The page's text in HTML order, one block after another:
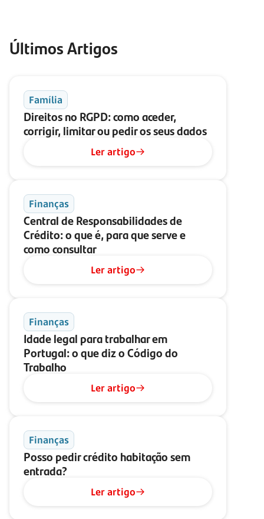
Últimos Artigos
Família
Direitos no RGPD: como aceder,
corrigir, limitar ou pedir os seus dados
Ler artigo
Finanças
Central de Responsabilidades de
Crédito: o que é, para que serve e
como consultar
Ler artigo
Finanças
Idade legal para trabalhar em
Portugal: o que diz o Código do
Trabalho
Ler artigo
Finanças
Posso pedir crédito habitação sem
entrada?
Ler artigo